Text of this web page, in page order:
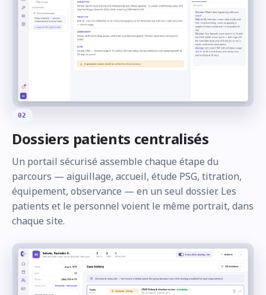
02
Dossiers patients centralisés
Un portail sécurisé assemble chaque étape du
parcours — aiguillage, accueil, étude PSG, titration,
équipement, observance — en un seul dossier. Les
patients et le personnel voient le même portrait, dans
chaque site.